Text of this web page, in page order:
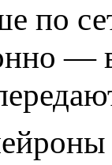
по
—